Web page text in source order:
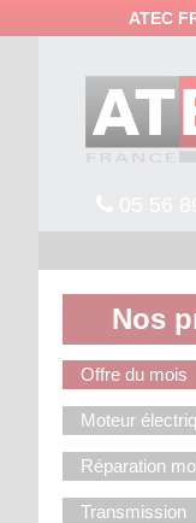
ATEC
Nos
Offre du mois
Moteur
Réparation
Transmission
Panneau de gestion des